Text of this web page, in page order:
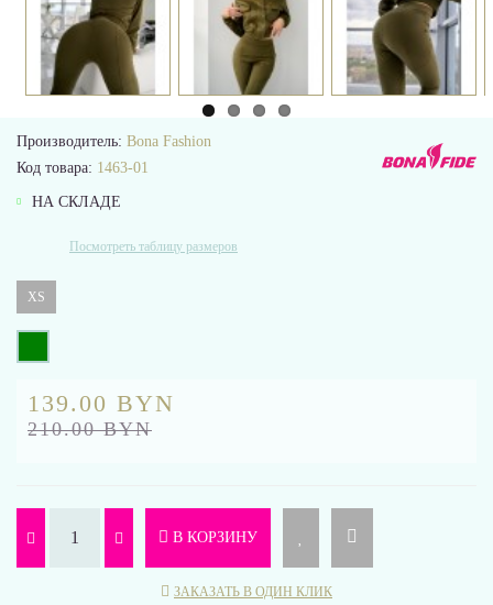
Производитель: Bona Fashion
Код товара: 1463-01
НА СКЛАДЕ
Посмотреть таблицу размеров
XS
139.00 BYN
210.00 BYN
В КОРЗИНУ
ЗАКАЗАТЬ В ОДИН КЛИК